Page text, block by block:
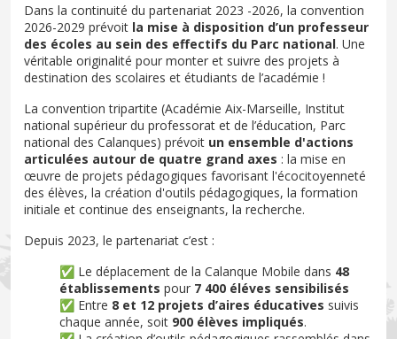
Dans la continuité du partenariat 2023 -2026, la convention
2026-2029 prévoit la mise à disposition d’un professeur
des écoles au sein des effectifs du Parc national. Une
véritable originalité pour monter et suivre des projets à
destination des scolaires et étudiants de l’académie !
La convention tripartite (Académie Aix-Marseille, Institut
national supérieur du professorat et de l’éducation, Parc
national des Calanques) prévoit un ensemble d'actions
articulées autour de quatre grand axes : la mise en
œuvre de projets pédagogiques favorisant l'écocitoyenneté
des élèves, la création d'outils pédagogiques, la formation
initiale et continue des enseignants, la recherche.
Depuis 2023, le partenariat c’est :
✅ Le déplacement de la Calanque Mobile dans 48
établissements pour 7 400 éléves sensibilisés
✅ Entre 8 et 12 projets d’aires éducatives suivis
chaque année, soit 900 élèves impliqués.